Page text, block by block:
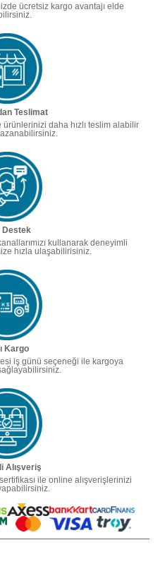
ücretsiz kargo avantajı elde
Teslimat
daha hızlı teslim alabilir
Destek
kullanarak deneyimli
hızla ulaşabilirisiniz.
Kargo
iş günü seçeneği ile kargoya
Alışveriş
ile online alışverişlerinizi